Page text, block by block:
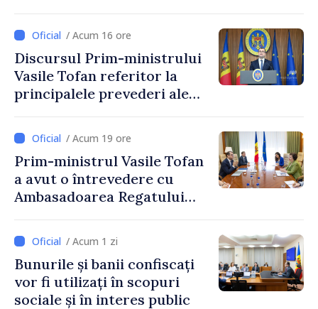
stimularea investițiilor și o
taxare mai echitabilă
/ Acum 16 ore
Discursul Prim-ministrului
Vasile Tofan referitor la
principalele prevederi ale
2027
/ Acum 19 ore
Prim-ministrul Vasile Tofan
a avut o întrevedere cu
Ambasadoarea Regatului
Irlandei de Nord, Fern
Horine / Acum 1 zi
Bunurile și banii confiscați
vor fi utilizați în scopuri
sociale și în interes public